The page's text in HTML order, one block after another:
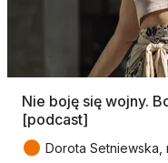
Nie boję się wojny.
[podcast]
● Dorota Setniewska,